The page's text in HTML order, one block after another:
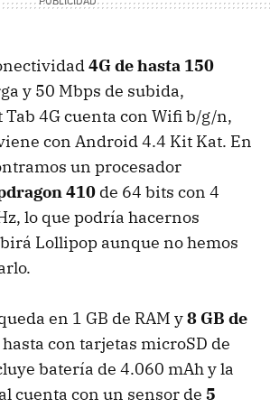
4G de hasta 150
y 50 Mbps de subida,
Tab 4G cuenta con Wifi b/g/n,
con Android 4.4 Kit Kat. En
un procesador
410 de 64 bits con 4
lo que podría hacernos
Lollipop aunque no hemos
en 1 GB de RAM y8 GB de
con tarjetas microSD de
batería de 4.060 mAh y la
cuenta con un sensor de 5